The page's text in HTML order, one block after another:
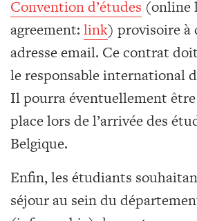
Convention d’études (online
agreement: link) provisoire à
adresse email. Ce contrat
le responsable international
Il pourra éventuellement
place lors de l’arrivée des
Belgique.
Enfin, les étudiants
séjour au sein du